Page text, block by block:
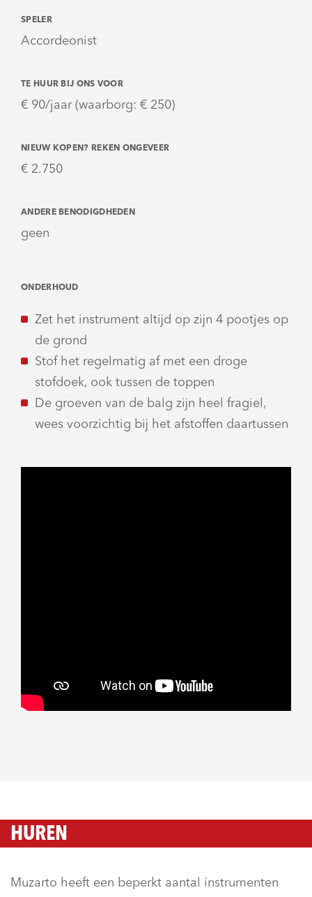
SPELER
Accordeonist
TE HUUR BIJ ONS VOOR
€ 90/jaar (waarborg: € 250)
NIEUW KOPEN? REKEN ONGEVEER
€ 2.750
ANDERE BENODIGDHEDEN
geen
ONDERHOUD
Zet het instrument altijd op zijn 4 pootjes op
de grond
Stof het regelmatig af met een droge
stofdoek, ook tussen de toppen
De groeven van de balg zijn heel fragiel,
wees voorzichtig bij het afstoffen daartussen
HUREN
Muzarto heeft een beperkt aantal instrumenten